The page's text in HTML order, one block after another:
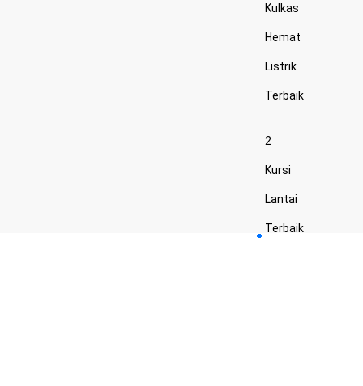
Kulkas
Hemat
Listrik
Terbaik
2
Kursi
Lantai
Terbaik